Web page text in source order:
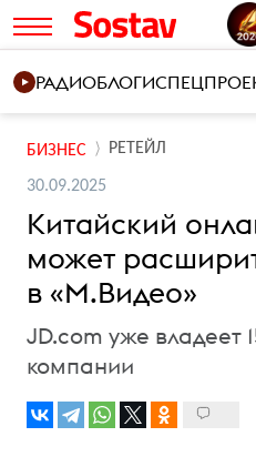
РАДИОБЛОГИ
БИЗНЕС РЕТЕЙЛ
30.09.2025
Китайский
может
в «М.Видео»
JD.com уже владеет
компании